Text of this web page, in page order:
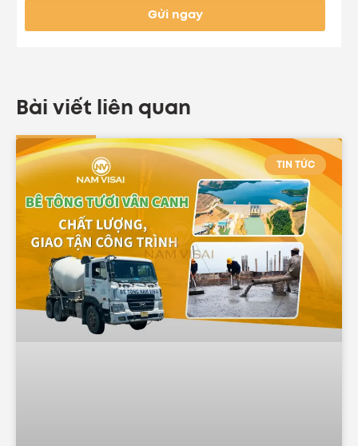
Gửi ngay
Bài viết liên quan
TIN TỨC